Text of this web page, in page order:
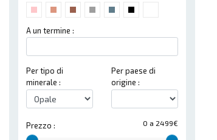
A un termine :
Per tipo di
minerale :
Per paese di
origine :
0 a 2499€
Prezzo :